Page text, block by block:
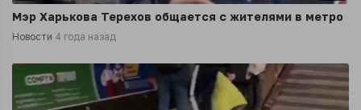
Мэр Харькова Терехов общается с жителями в метро
Новости 4 года назад